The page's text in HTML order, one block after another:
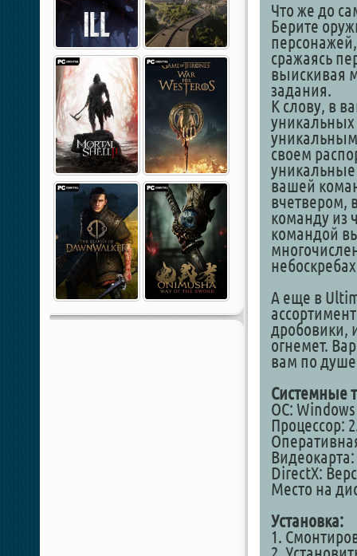
Что же до
Берите
сражаясь
выискивая
задания.
К слову, в
своем
вашей
вчетвером,
команду из
командой
А еще в
дробовики,
огнемет.
вам по
Системные
ОС: Windows
Процессор:
DirectX:
Место на
Установка:
1.